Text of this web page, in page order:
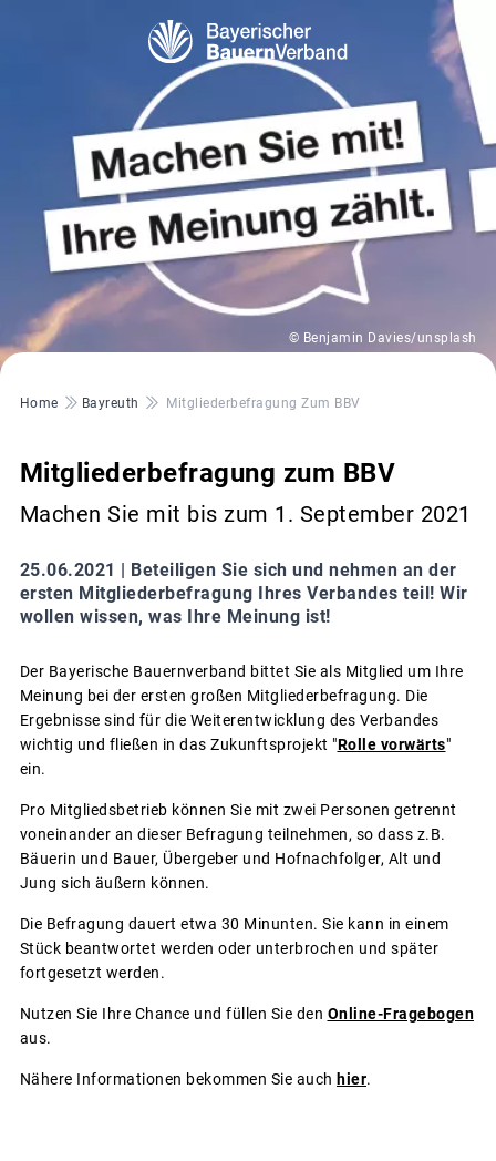
© Benjamin Davies/unsplash
Pfadnavigation
Home Bayreuth Mitgliederbefragung Zum BBV
Mitgliederbefragung zum BBV
Machen Sie mit bis zum 1. September 2021
25.06.2021 | Beteiligen Sie sich und nehmen an der
ersten Mitgliederbefragung Ihres Verbandes teil! Wir
wollen wissen, was Ihre Meinung ist!
Der Bayerische Bauernverband bittet Sie als Mitglied um Ihre
Meinung bei der ersten großen Mitgliederbefragung. Die
Ergebnisse sind für die Weiterentwicklung des Verbandes
wichtig und fließen in das Zukunftsprojekt "Rolle vorwärts"
ein.
Pro Mitgliedsbetrieb können Sie mit zwei Personen getrennt
voneinander an dieser Befragung teilnehmen, so dass z.B.
Bäuerin und Bauer, Übergeber und Hofnachfolger, Alt und
Jung sich äußern können.
Die Befragung dauert etwa 30 Minunten. Sie kann in einem
Stück beantwortet werden oder unterbrochen und später
fortgesetzt werden.
Nutzen Sie Ihre Chance und füllen Sie den Online-Fragebogen
aus.
Nähere Informationen bekommen Sie auch hier.